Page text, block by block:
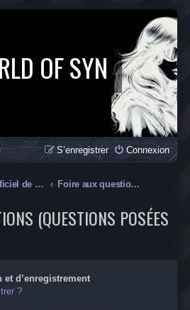
OF SYN
Connexion
S’enregistrer
Forum officiel de la Saga SYN Foire aux questions (Questions posées fréquemment)
(QUESTIONS POSÉES
d’enregistrement
?